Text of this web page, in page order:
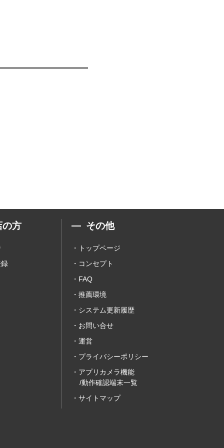
の方 その他
トップページ
コンセプト
FAQ
推薦環境
システム更新履歴
お問い合せ
運営
プライバシーポリシー
アプリカメラ機能
/動作確認端末一覧
サイトマップ